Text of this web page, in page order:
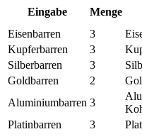
Eingabe Menge
Eisenbarren
3
Kupferbarren
3
Silberbarren
3
Goldbarren
2
Aluminiumbarren 3
Platinbarren
3